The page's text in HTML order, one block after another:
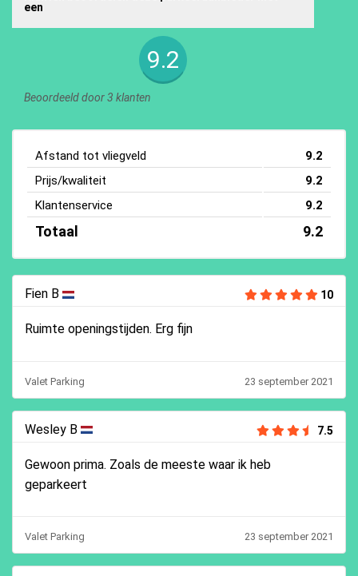
een
9.2
Beoordeeld door 3 klanten
Afstand tot vliegveld
9.2
Prijs/kwaliteit
9.2
Klantenservice
9.2
Totaal 9.2
Fien B 10
Ruimte openingstijden. Erg fijn
Valet Parking 23 september 2021
Wesley B 7.5
Gewoon prima. Zoals de meeste waar ik heb
geparkeert
Valet Parking 23 september 2021